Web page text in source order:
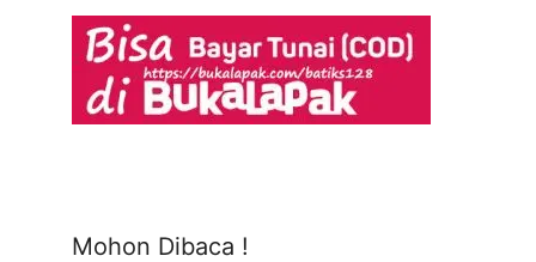
Mohon Dibaca !